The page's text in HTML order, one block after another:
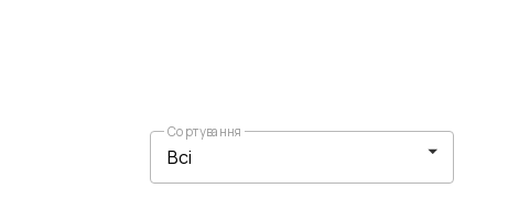
Сортування